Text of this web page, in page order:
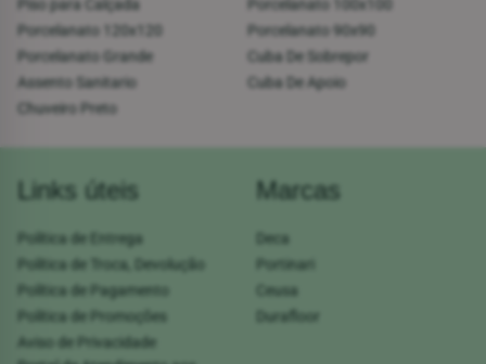
Piso para Calçada
Porcelanato 100x100
Porcelanato 120x120
Porcelanato 90x90
Porcelanato Grande
Cuba De Sobrepor
Assento Sanitario
Cuba De Apoio
Chuveiro Preto
Links úteis
Política de Entrega
Política de Troca, Devolução
Política de Pagamento
Política de Promoções
Aviso de Privacidade
Marcas
Deca
Portinari
Ceusa
Durafloor